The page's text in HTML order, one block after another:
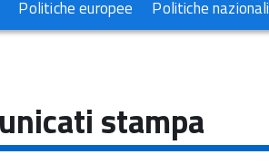
Politiche europee Politiche nazionali
stampa